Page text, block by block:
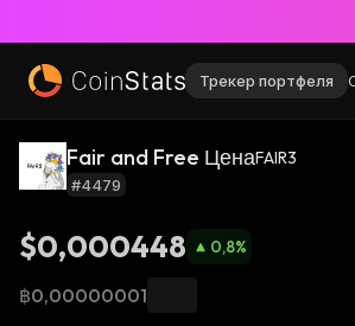
Трекер портфеля
Fair and Free ЦенаFAIR3
#4479
$0,000448 0,8%
฿0,00000001